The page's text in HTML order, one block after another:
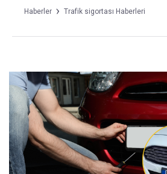
Haberler Trafik sigortası Haberleri